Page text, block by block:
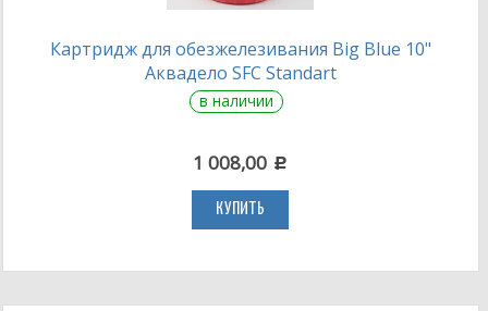
Картридж для обезжелезивания Big Blue 10"
Аквадело SFC Standart
в наличии
1 008,00 c
КУПИТЬ